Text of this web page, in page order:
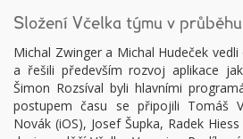
Složení Včelka týmu v
Michal Zwinger a Michal Hudeček
a řešili především rozvoj aplikace
Šimon Rozsíval byli hlavními
postupem času se připojili Tomáš
Novák (iOS), Josef Šupka, Radek